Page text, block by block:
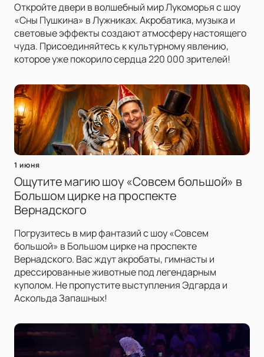
Откройте двери в волшебный мир Лукоморья с шоу
«Сны Пушкина» в Лужниках. Акробатика, музыка и
световые эффекты создают атмосферу настоящего
чуда. Присоединяйтесь к культурному явлению,
которое уже покорило сердца 220 000 зрителей!
1 июня
Ощутите магию шоу «Совсем большой» в
Большом цирке на проспекте
Вернадского
Погрузитесь в мир фантазий с шоу «Совсем
большой» в Большом цирке на проспекте
Вернадского. Вас ждут акробаты, гимнасты и
дрессированные животные под легендарным
куполом. Не пропустите выступления Эдгарда и
Аскольда Запашных!